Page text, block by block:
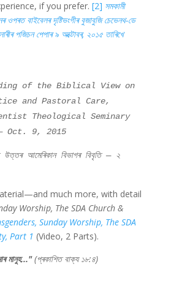
if you prefer. [2] সমকামী
বাইবেলৰ দৃষ্টিভংগীৰ বুজাবুজি চেভেনথ-ডে
পজিচন পেপাৰ ৯ অক্টোবৰ, ২০১৫ তাৰিখে
of the Biblical View on
and Pastoral Care,
Theological Seminary
Oct. 9, 2015
উত্তৰ আমেৰিকান বিভাগৰ বিবৃতি — ২
much more, with detail
Worship, The SDA Church &
Sunday Worship, The SDA
Part 1 (Video, 2 Parts).
মানুহ..."(প্ৰকাশিত বাক্য ১৮:৪)